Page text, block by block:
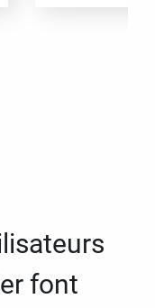
font